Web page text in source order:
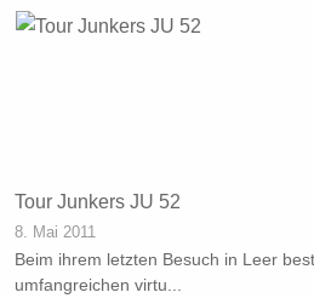
Tour Junkers JU 52
8. Mai 2011
Beim ihrem letzten Besuch in Leer
umfangreichen virtu...